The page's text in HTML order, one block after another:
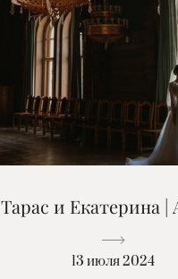
Тарас и Екатерина |
13 июля 2024